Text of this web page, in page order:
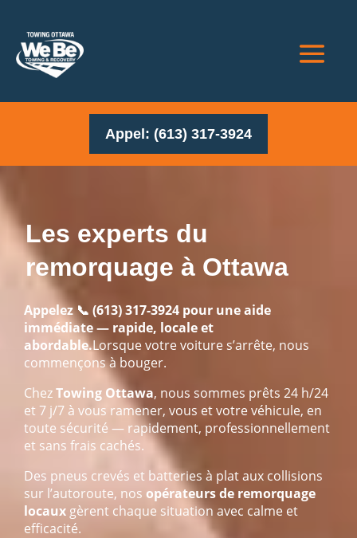
Appel: (613) 317-3924
Les experts du
remorquage à Ottawa
Appelez📞 (613) 317-3924 pour une aide
immédiate — rapide, locale et
abordable.Lorsque votre voiture s’arrête, nous
commençons à bouger.
ChezTowing Ottawa, nous sommes prêts 24 h/24
et 7 j/7 à vous ramener, vous et votre véhicule, en
toute sécurité — rapidement, professionnellement
et sans frais cachés.
Des pneus crevés et batteries à plat aux collisions
sur l’autoroute, nos opérateurs de remorquage
locaux gèrent chaque situation avec calme et
efficacité.